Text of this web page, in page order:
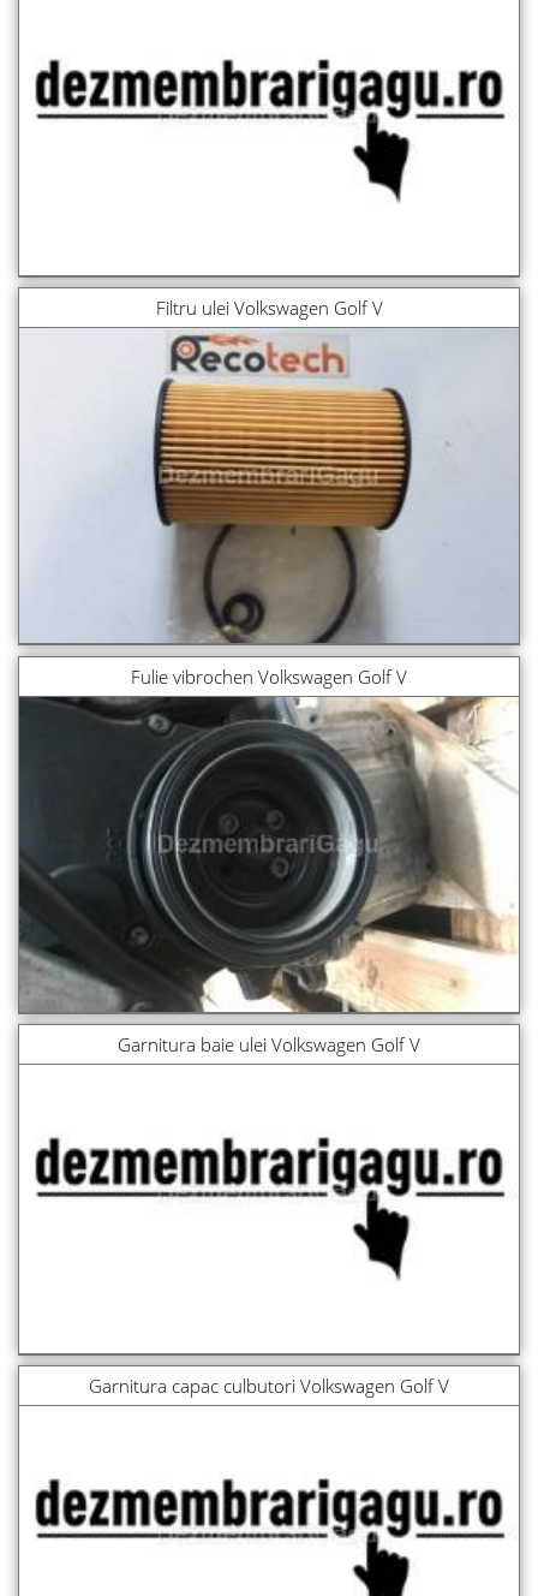
Filtru ulei Volkswagen Golf V
Fulie vibrochen Volkswagen Golf V
Garnitura baie ulei Volkswagen Golf V
Garnitura capac culbutori Volkswagen Golf V